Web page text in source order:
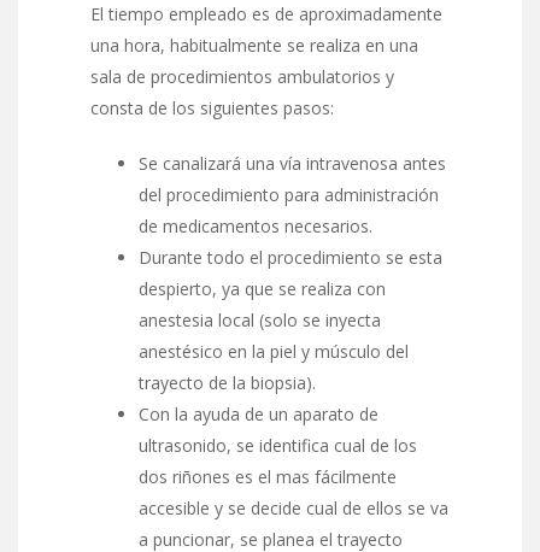
El tiempo empleado es de aproximadamente
una hora, habitualmente se realiza en una
sala de procedimientos ambulatorios y
consta de los siguientes pasos:
Se canalizará una vía intravenosa antes
del procedimiento para administración
de medicamentos necesarios.
Durante todo el procedimiento se esta
despierto, ya que se realiza con
anestesia local (solo se inyecta
anestésico en la piel y músculo del
trayecto de la biopsia).
Con la ayuda de un aparato de
ultrasonido, se identifica cual de los
dos riñones es el mas fácilmente
accesible y se decide cual de ellos se va
a puncionar, se planea el trayecto